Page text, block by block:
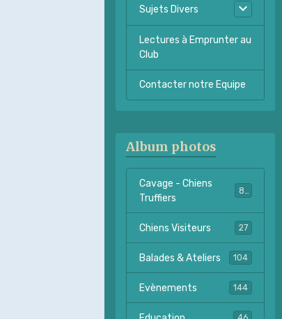
Sujets Divers
Lectures à Emprunter au
Club
Contacter notre Equipe
Album photos
Cavage - Chiens
Truffiers
Chiens Visiteurs 27
Balades & Ateliers 104
Evènements 144